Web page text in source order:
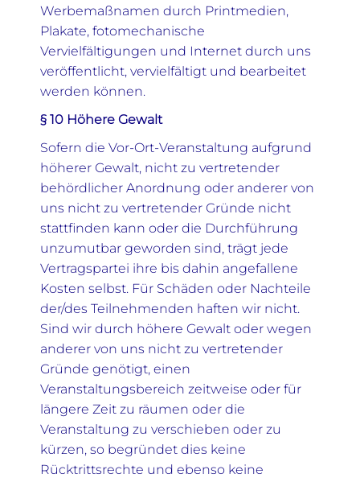
Werbemaßnamen durch Printmedien,
Plakate, fotomechanische
Vervielfältigungen und Internet durch uns
veröffentlicht, vervielfältigt und bearbeitet
werden können.
§ 10 Höhere Gewalt
Sofern die Vor-Ort-Veranstaltung aufgrund
höherer Gewalt, nicht zu vertretender
behördlicher Anordnung oder anderer von
uns nicht zu vertretender Gründe nicht
stattfinden kann oder die Durchführung
unzumutbar geworden sind, trägt jede
Vertragspartei ihre bis dahin angefallene
Kosten selbst. Für Schäden oder Nachteile
der/des Teilnehmenden haften wir nicht.
Sind wir durch höhere Gewalt oder wegen
anderer von uns nicht zu vertretender
Gründe genötigt, einen
Veranstaltungsbereich zeitweise oder für
längere Zeit zu räumen oder die
Veranstaltung zu verschieben oder zu
kürzen, so begründet dies keine
Rücktrittsrechte und ebenso keine